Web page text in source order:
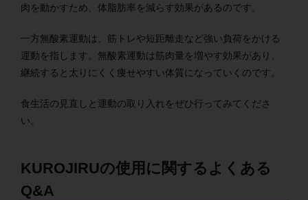
肉を動かすため、体脂肪率を減らす効果があるのです。
一方無酸素運動は、筋トレや短距離走など強い負荷をかける
運動を指します。無酸素運動は筋肉量を増やす効果があり、
継続すると太りにくく痩せやすい体質になっていくのです。
食生活の見直しと運動の取り入れをぜひ行ってみてくださ
い。
KUROJIRUの使用に関するよくある
Q&A